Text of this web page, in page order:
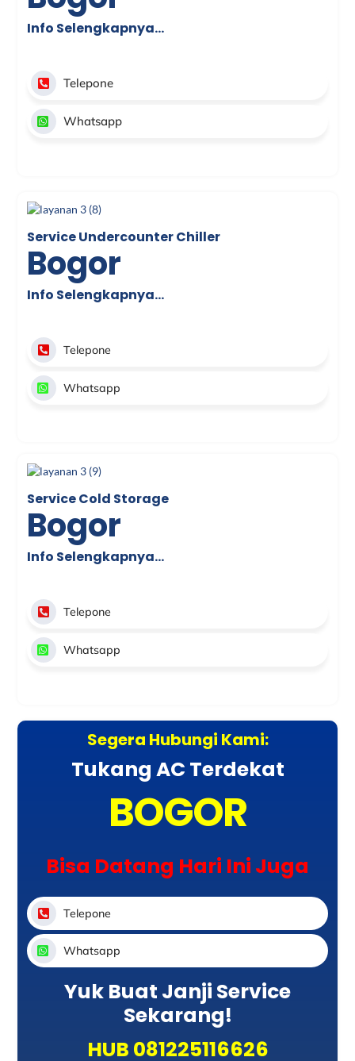
Info Selengkapnya…
Telepone
Whatsapp
Service Undercounter Chiller
Bogor
Info Selengkapnya…
Telepone
Whatsapp
Service Cold Storage
Bogor
Info Selengkapnya…
Telepone
Whatsapp
Segera Hubungi Kami:
Tukang AC Terdekat
BOGOR
Bisa Datang Hari Ini Juga
Telepone
Whatsapp
Yuk Buat Janji Service
Sekarang!
HUB 081225116626